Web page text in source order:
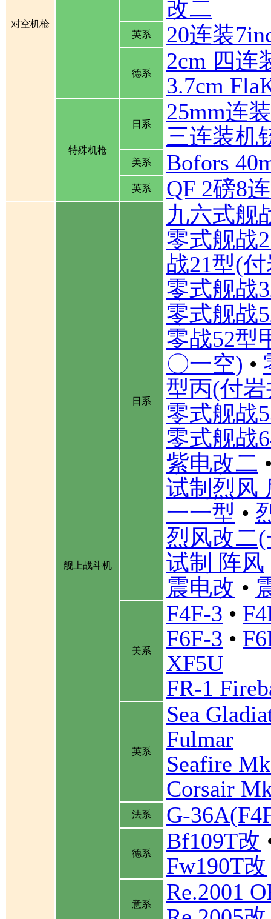
对空机枪
改二
英系 20连装
德系
2cm 四连
3.7cm
特殊机枪
日系
25mm连
三连装机
美系 Bofors
英系 QF 2磅8
舰上战斗机
日系
九六式舰
零式舰战
战21型(
零式舰战
零式舰战
零战52型
〇一空) •
型丙(付
零式舰战
零式舰战
紫电改二
试制烈风
一一型 •
烈风改二
试制 阵风
震电改 •
美系
F4F-3 •
F6F-3 •
XF5U
FR-1
英系
Sea
Fulmar
Seafire
Corsair
法系 G-
德系 Bf109T改
Fw190T改
意系
Re.2001